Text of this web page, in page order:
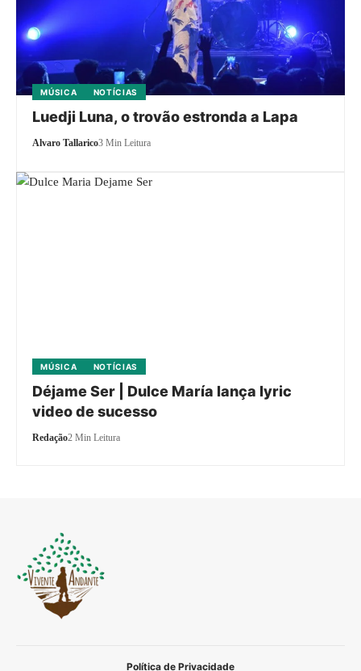
MÚSICA NOTÍCIAS
Luedji Luna, o trovão estronda a Lapa
Alvaro Tallarico3 Min Leitura
MÚSICA NOTÍCIAS
Déjame Ser | Dulce María lança lyric
video de sucesso
Redação2 Min Leitura
Política de Privacidade